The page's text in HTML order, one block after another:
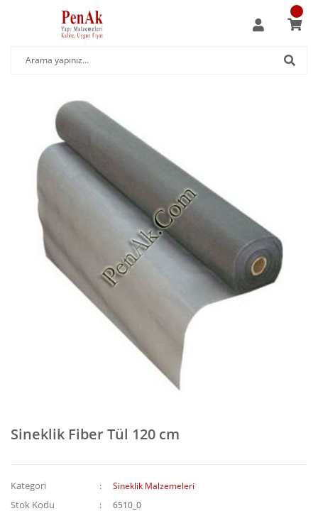
Sineklik Fiber Tül 120 cm
Kategori Sineklik Malzemeleri
Stok Kodu 6510_0